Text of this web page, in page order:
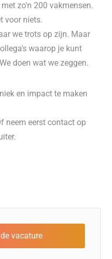
zo'n 200 vakmensen.
voor niets.
we trots op zijn. Maar
waarop je kunt
doen wat we zeggen.
en impact te maken
neem eerst contact op